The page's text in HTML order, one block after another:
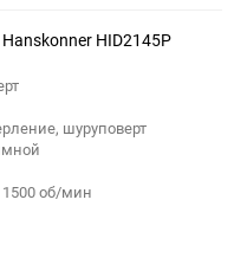
HID2145P
шуруповерт
об/мин